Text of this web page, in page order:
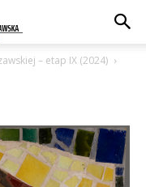
– etap IX (2024)